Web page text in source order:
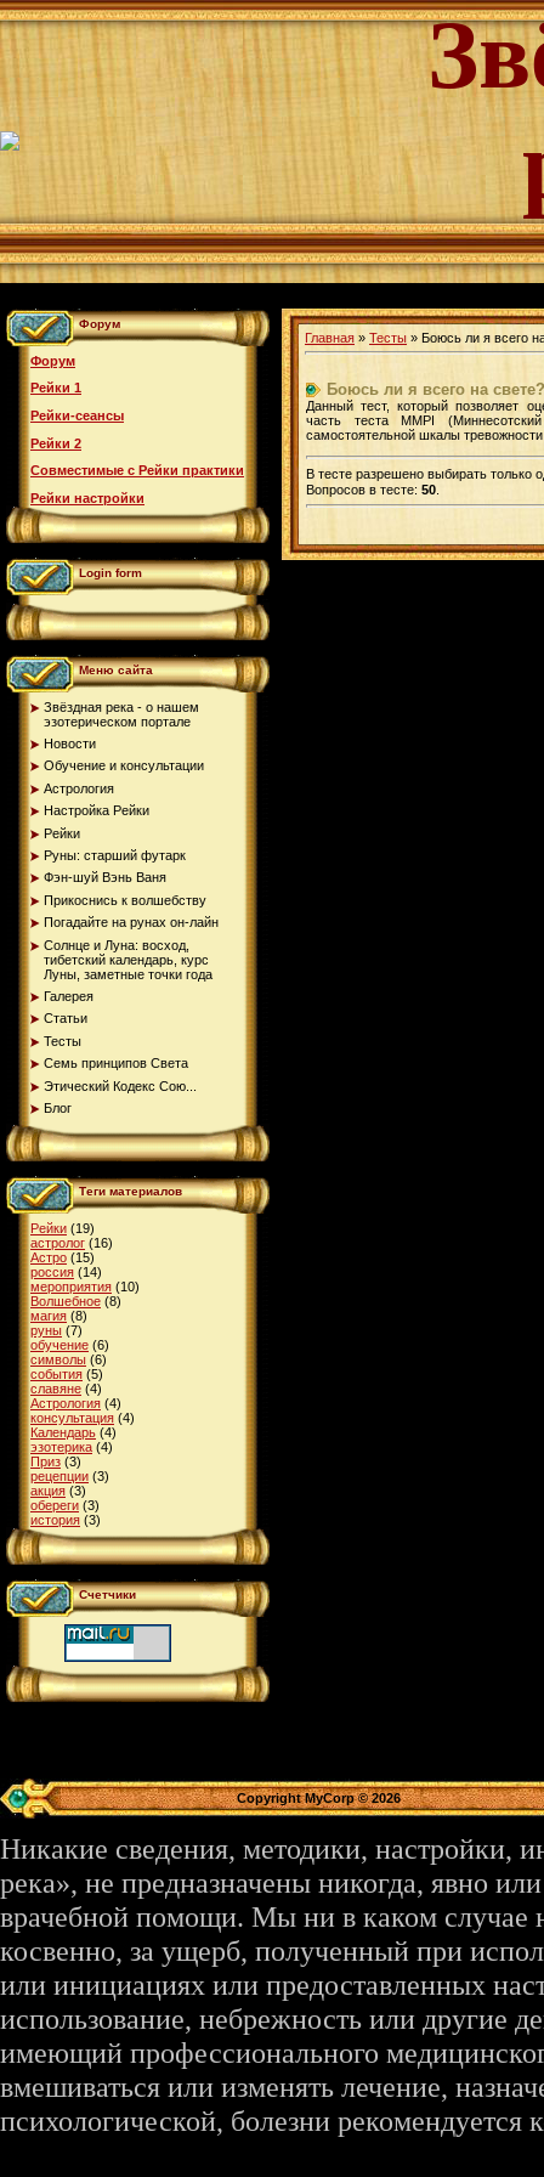
Форум
Форум
Рейки 1
Рейки-сеансы
Рейки 2
Совместимые с Рейки практики
Рейки настройки
Login form
Меню сайта
Звёздная река - о нашем
эзотерическом портале
Новости
Обучение и консультации
Астрология
Настройка Рейки
Рейки
Руны: старший футарк
Фэн-шуй Вэнь Ваня
Прикоснись к волшебству
Погадайте на рунах oн-лайн
Солнце и Луна: восход,
тибетский календарь, курс
Луны, заметные точки года
Галерея
Статьи
Тесты
Семь принципов Света
Этический Кодекс Сою...
Блог
Теги материалов
Рейки (19)
астролог (16)
Астро (15)
россия (14)
мероприятия (10)
Волшебное (8)
магия (8)
руны (7)
обучение (6)
символы (6)
события (5)
славяне (4)
Астрология (4)
консультация (4)
Календарь (4)
эзотерика (4)
Приз (3)
рецепции (3)
акция (3)
обереги (3)
история (3)
Счетчики
Главная » Тесты » Боюсь ли я всего
Боюсь ли я всего на свете?
Данный тест, который позволяет
часть теста MMPI
самостоятельной шкалы
В тесте разрешено выбирать только
Вопросов в тесте: 50
Copyright MyCorp © 2026
Никакие сведения, методики, настройки,
река», не предназначены никогда, явно
врачебной помощи. Мы ни в каком случае
косвенно, за ущерб, полученный при
или инициациях или предоставленных
использование, небрежность или другие
имеющий профессионального
вмешиваться или изменять лечение,
психологической, болезни рекомендуется